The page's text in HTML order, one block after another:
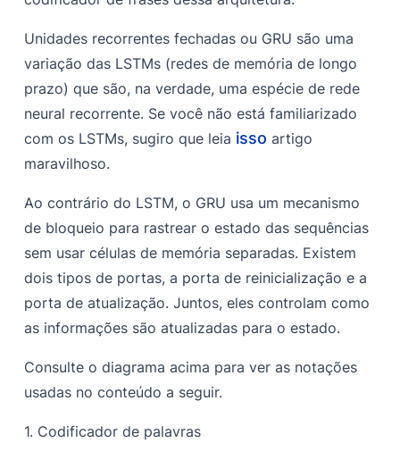
Unidades recorrentes fechadas ou GRU são uma
variação das LSTMs (redes de memória de longo
prazo) que são, na verdade, uma espécie de rede
neural recorrente. Se você não está familiarizado
com os LSTMs, sugiro que leia isso artigo
maravilhoso.
Ao contrário do LSTM, o GRU usa um mecanismo
de bloqueio para rastrear o estado das sequências
sem usar células de memória separadas. Existem
dois tipos de portas, a porta de reinicialização e a
porta de atualização. Juntos, eles controlam como
as informações são atualizadas para o estado.
Consulte o diagrama acima para ver as notações
usadas no conteúdo a seguir.
1. Codificador de palavras